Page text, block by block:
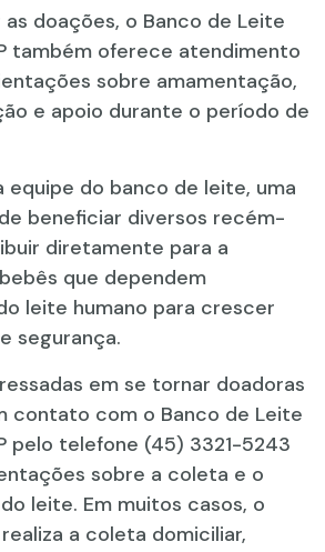
doações, o Banco de Leite
também oferece atendimento
sobre amamentação,
e apoio durante o período de
equipe do banco de leite, uma
beneficiar diversos recém-
diretamente para a
que dependem
leite humano para crescer
segurança.
em se tornar doadoras
contato com o Banco de Leite
pelo telefone (45) 3321-5243
sobre a coleta e o
leite. Em muitos casos, o
a coleta domiciliar,